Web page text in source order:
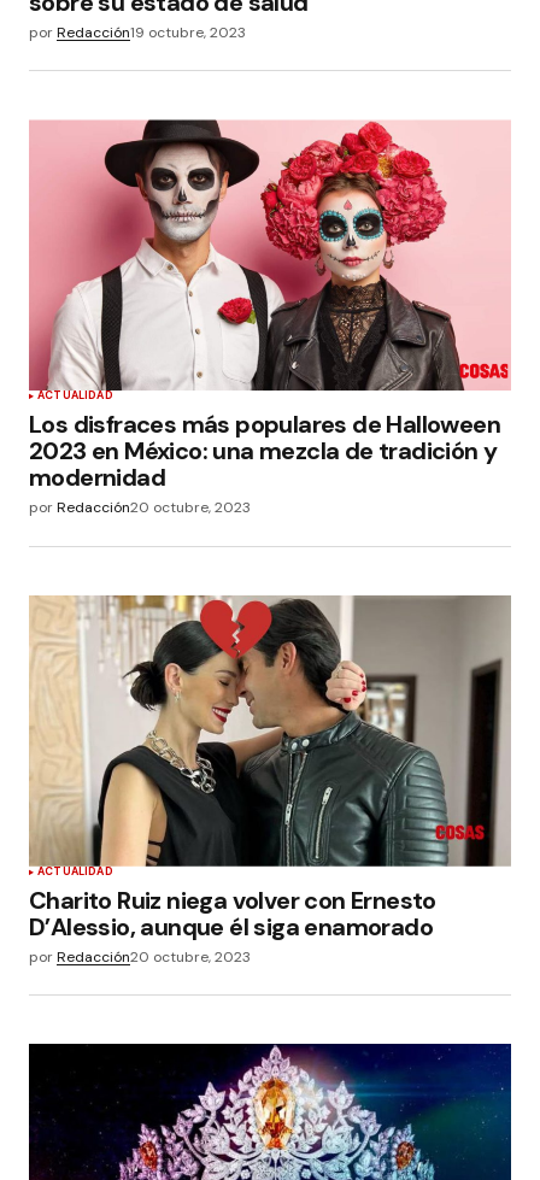
porRedacción19 octubre, 2023
ACTUALIDAD
Los disfraces más populares de Halloween
2023 en México: una mezcla de tradición y
modernidad
porRedacción20 octubre, 2023
ACTUALIDAD
Charito Ruiz niega volver con Ernesto
D’Alessio, aunque él siga enamorado
porRedacción20 octubre, 2023